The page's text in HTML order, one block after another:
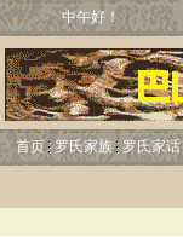
中午好！
首页 罗氏家族 罗氏家话